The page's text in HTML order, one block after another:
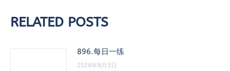
RELATED POSTS
896.每日一练
2026年8月3日